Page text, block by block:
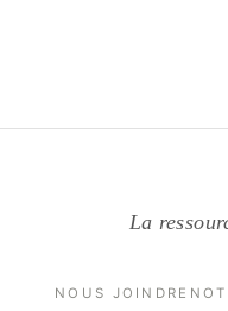
La
NOUS JOINDRE